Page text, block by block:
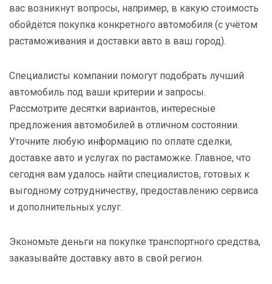
вас возникнут вопросы, например, в какую стоимость
обойдётся покупка конкретного автомобиля (с учётом
растаможивания и доставки авто в ваш город).
Специалисты компании помогут подобрать лучший
автомобиль под ваши критерии и запросы.
Рассмотрите десятки вариантов, интересные
предложения автомобилей в отличном состоянии.
Уточните любую информацию по оплате сделки,
доставке авто и услугах по растаможке. Главное, что
сегодня вам удалось найти специалистов, готовых к
выгодному сотрудничеству, предоставлению сервиса
и дополнительных услуг.
Экономьте деньги на покупке транспортного средства,
заказывайте доставку авто в свой регион.